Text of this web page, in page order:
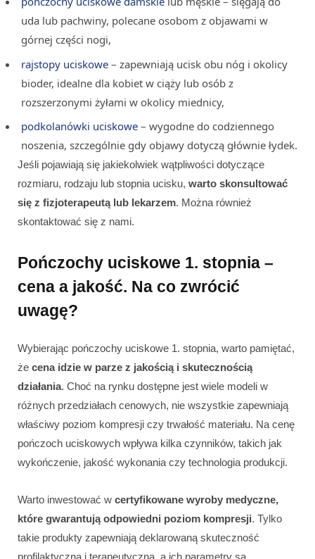
uda lub pachwiny, polecane osobom z objawami w
górnej części nogi,
rajstopy uciskowe – zapewniają ucisk obu nóg i okolicy
bioder, idealne dla kobiet w ciąży lub osób z
rozszerzonymi żyłami w okolicy miednicy,
podkolanówki uciskowe – wygodne do codziennego
noszenia, szczególnie gdy objawy dotyczą głównie łydek.
Jeśli pojawiają się jakiekolwiek wątpliwości dotyczące
rozmiaru, rodzaju lub stopnia ucisku, warto skonsultować
się z fizjoterapeutą lub lekarzem. Można również
skontaktować się z nami.
Pończochy uciskowe 1. stopnia –
cena a jakość. Na co zwrócić
uwagę?
Wybierając pończochy uciskowe 1. stopnia, warto pamiętać,
że cena idzie w parze z jakością i skutecznością
działania. Choć na rynku dostępne jest wiele modeli w
różnych przedziałach cenowych, nie wszystkie zapewniają
właściwy poziom kompresji czy trwałość materiału. Na cenę
pończoch uciskowych wpływa kilka czynników, takich jak
wykończenie, jakość wykonania czy technologia produkcji.
Warto inwestować w certyfikowane wyroby medyczne,
które gwarantują odpowiedni poziom kompresji. Tylko
takie produkty zapewniają deklarowaną skuteczność
profilaktyczną i terapeutyczną, a ich parametry są